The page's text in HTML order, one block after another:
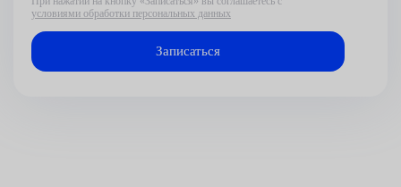
условиями обработки персональных данных